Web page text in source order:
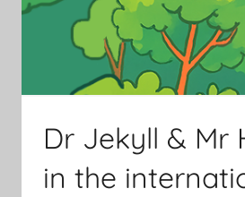
Dr Jekyll & Mr
in the